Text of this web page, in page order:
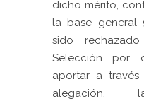
dicho mérito,
la base general
sido
Selección por
aportar a